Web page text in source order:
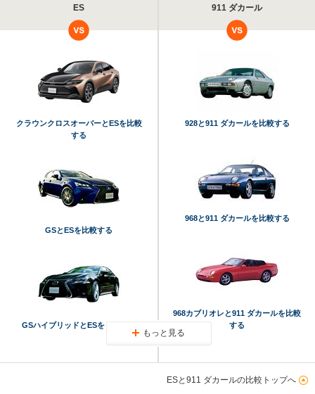
ES
911 ダカール
クラウンクロスオーバーとESを比較
する
GSとESを比較する
GSハイブリッドとESを比較する
928と911 ダカールを比較する
968と911 ダカールを比較する
968カブリオレと911 ダカールを比較
する
もっと見る
ESと911 ダカールの比較トップへ